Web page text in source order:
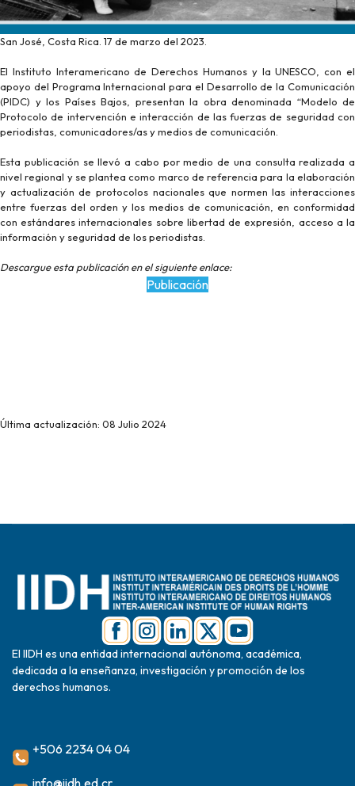
San José, Costa Rica. 17 de marzo del 2023.
El Instituto Interamericano de Derechos Humanos y la UNESCO, con el
apoyo del Programa Internacional para el Desarrollo de la Comunicación
(PIDC) y los Países Bajos, presentan la obra denominada “Modelo de
Protocolo de intervención e interacción de las fuerzas de seguridad con
periodistas, comunicadores/as y medios de comunicación.
Esta publicación se llevó a cabo por medio de una consulta realizada a
nivel regional y se plantea como marco de referencia para la elaboración
y actualización de protocolos nacionales que normen las interacciones
entre fuerzas del orden y los medios de comunicación, en conformidad
con estándares internacionales sobre libertad de expresión, acceso a la
información y seguridad de los periodistas.
Descargue esta publicación en el siguiente enlace:
Publicación
Última actualización: 08 Julio 2024
El IIDH es una entidad internacional autónoma, académica,
dedicada a la enseñanza, investigación y promoción de los
derechos humanos.
+506 2234 04 04